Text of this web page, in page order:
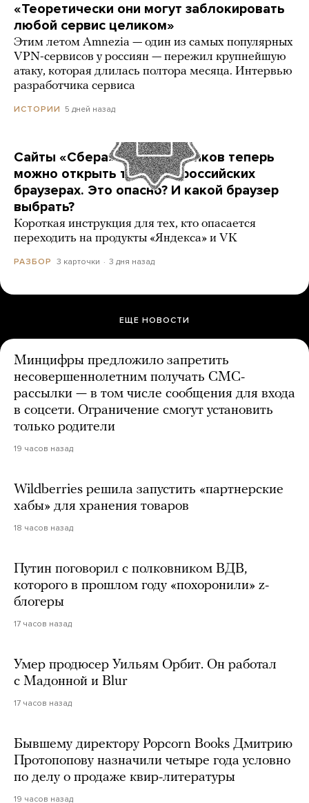
«Теоретически они могут заблокировать
любой сервис целиком»
Этим летом Amnezia — один из самых популярных
VPN-сервисов у россиян — пережил крупнейшую
атаку, которая длилась полтора месяца. Интервью
разработчика сервиса
ИСТОРИИ 5 дней назад
Сайты «Сбера» и других банков теперь
можно открыть только в российских
браузерах. Это опасно? И какой браузер
выбрать?
Короткая инструкция для тех, кто опасается
переходить на продукты «Яндекса» и VK
РАЗБОР 3 карточки 3 дня назад
ЕЩЕ НОВОСТИ
Минцифры предложило запретить
несовершеннолетним получать СМС-
рассылки — в том числе сообщения для входа
в соцсети. Ограничение смогут установить
только родители
19 часов назад
Wildberries решила запустить «партнерские
хабы» для хранения товаров
18 часов назад
Путин поговорил с полковником ВДВ,
которого в прошлом году «похоронили» z-
блогеры
17 часов назад
Умер продюсер Уильям Орбит. Он работал
с Мадонной и Blur
17 часов назад
Бывшему директору Popcorn Books Дмитрию
Протопопову назначили четыре года условно
по делу о продаже квир-литературы
19 часов назад